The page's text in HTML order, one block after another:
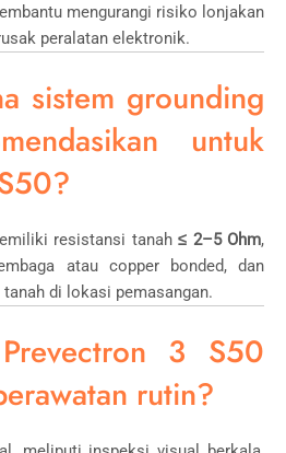
mengurangi risiko lonjakan
peralatan elektronik.
sistem grounding
untuk
resistansi tanah≤ 2–5 Ohm,
atau copper bonded, dan
di lokasi pemasangan.
3 S50
rutin?